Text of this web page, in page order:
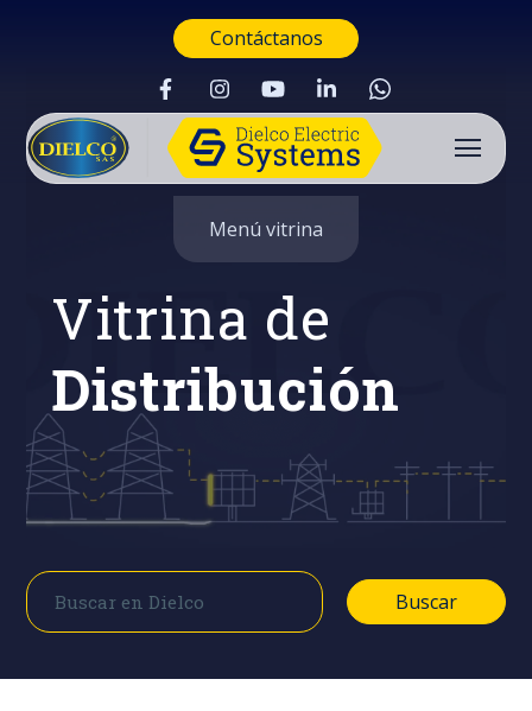
Contáctanos
Buscar
Menú vitrina
Vitrina de
Distribución
Buscar
Buscar